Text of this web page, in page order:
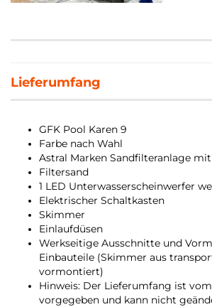
Lieferumfang
GFK Pool Karen 9
Farbe nach Wahl
Astral Marken Sandfilteranlage
Filtersand
1 LED Unterwasserscheinwerfer
Elektrischer Schaltkasten
Skimmer
Einlaufdüsen
Werkseitige Ausschnitte und
Einbauteile (Skimmer aus
vormontiert)
Hinweis: Der Lieferumfang ist
vorgegeben und kann nicht